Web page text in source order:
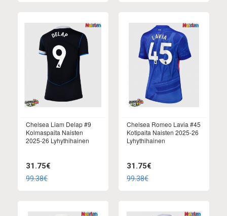
Chelsea Liam Delap #9
Kolmaspaita Naisten
2025-26 Lyhythihainen
31.75€
99.38€
Chelsea Romeo Lavia #45
Kotipaita Naisten 2025-26
Lyhythihainen
31.75€
99.38€